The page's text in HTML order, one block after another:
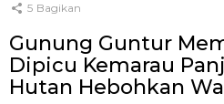
5 Bagikan
Gunung Guntur
Dipicu Kemarau
Hutan Hebohkan